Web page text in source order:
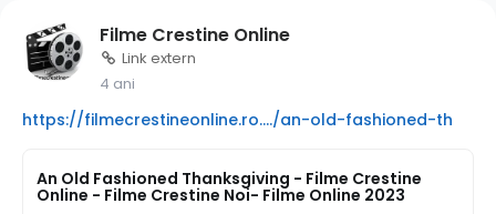
Filme Crestine Online
Link extern
4 ani
https://filmecrestineonline.ro..../an-old-fashioned-th
An Old Fashioned Thanksgiving - Filme Crestine
Online - Filme Crestine Noi- Filme Online 2023